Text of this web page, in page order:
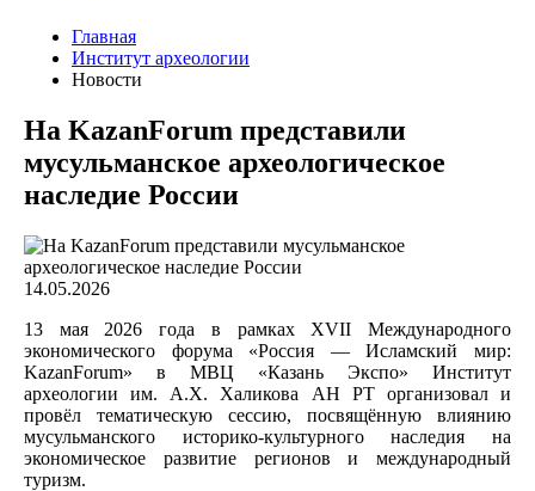
Главная
Институт археологии
Новости
На KazanForum представили
мусульманское археологическое
наследие России
14.05.2026
13 мая 2026 года в рамках XVII Международного
экономического форума «Россия — Исламский мир:
KazanForum» в МВЦ «Казань Экспо» Институт
археологии им. А.Х. Халикова АН РТ организовал и
провёл тематическую сессию, посвящённую влиянию
мусульманского историко-культурного наследия на
экономическое развитие регионов и международный
туризм.